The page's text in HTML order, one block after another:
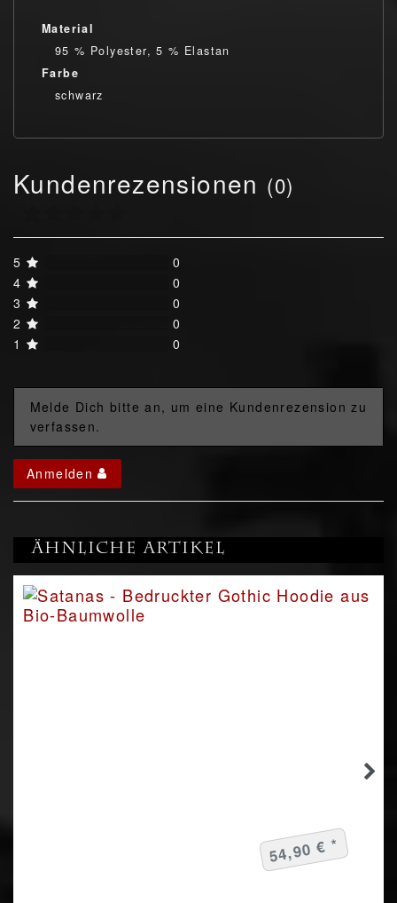
Material
95 % Polyester, 5 % Elastan
Farbe
schwarz
Kundenrezensionen (0)
5
0
4
0
3
0
2
0
1
0
Melde Dich bitte an, um eine Kundenrezension zu
verfassen.
Anmelden
Ähnliche Artikel
54,90 € *